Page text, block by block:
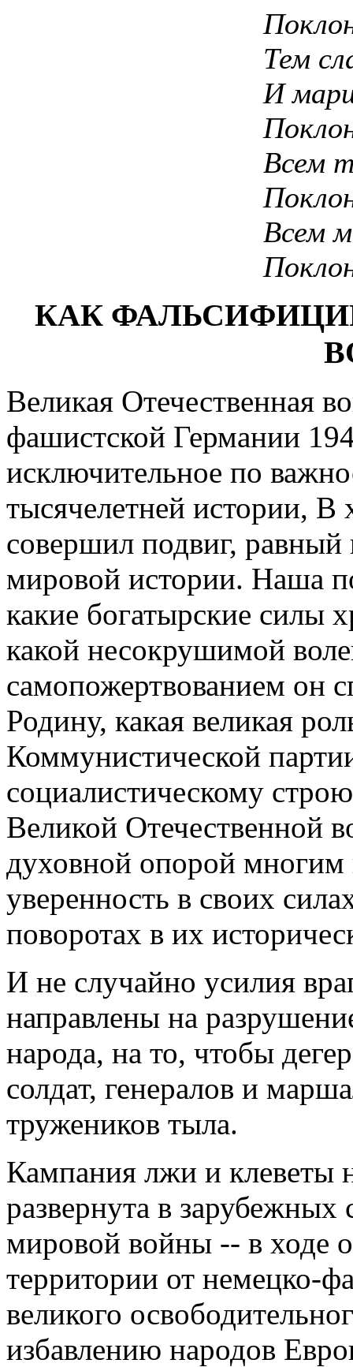
Тем
И
Всем
Всем
КАК
Великая Отечественная
фашистской Германии
исключительное по
тысячелетней истории, В
совершил подвиг, равный
мировой истории. Наша
какие богатырские силы
какой несокрушимой
самопожертвованием он
Родину, какая великая
Коммунистической
социалистическому
Великой Отечественной
духовной опорой многим
уверенность в своих
поворотах в их
И не случайно усилия
направлены на
народа, на то, чтобы
солдат, генералов и
тружеников тыла.
Кампания лжи и
развернута в зарубежных
мировой войны -- в ходе
территории от немецко-
великого
избавлению народов